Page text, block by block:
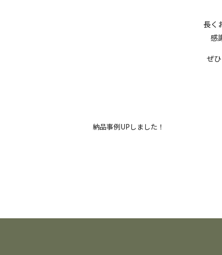
長く
感
ぜ
納品事例UPしました！